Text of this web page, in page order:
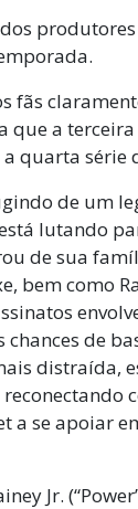
produtores
fãs
que a
a quarta série
de um
lutando
de sua
bem como
de
distraída,
se apoiar
Jr.